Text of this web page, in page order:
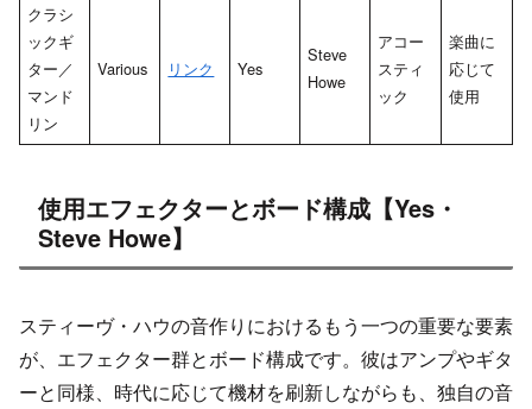
クラシ
ックギ
ター／
マンド
リン
Various リンク Yes
Steve
Howe
アコー
スティ
ック
楽曲に
応じて
使用
使用エフェクターとボード構成【Yes・
Steve Howe】
スティーヴ・ハウの音作りにおけるもう一つの重要な要素
が、エフェクター群とボード構成です。彼はアンプやギタ
ーと同様、時代に応じて機材を刷新しながらも、独自の音